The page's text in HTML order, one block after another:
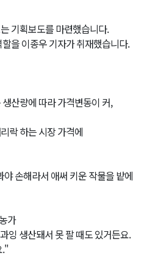
기획보도를 마련했습니다.
을 이종우 기자가 취재했습니다.
산량에 따라 가격변동이 커,
락 하는 시장 가격에
손해라서 애써 키운 작물을 밭에
가
잉 생산돼서 못 팔 때도 있거든요.
."